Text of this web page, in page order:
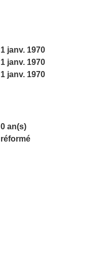
1 janv. 1970
1 janv. 1970
1 janv. 1970
0 an(s)
réformé